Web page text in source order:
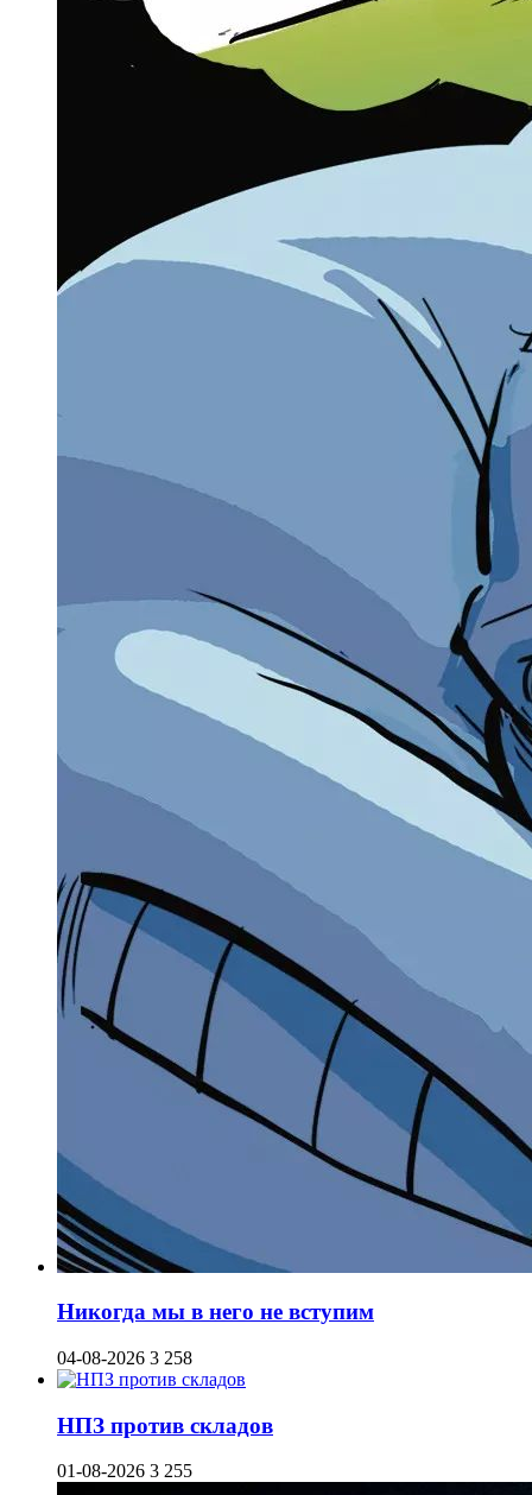
Никогда мы в него не вступим
04-08-2026 3 258
НПЗ против складов
01-08-2026 3 255